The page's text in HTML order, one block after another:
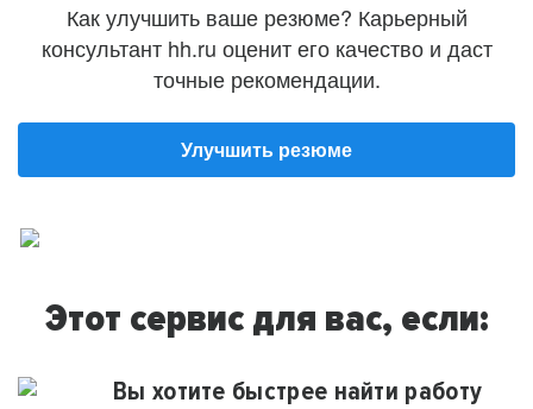
Как улучшить ваше резюме? Карьерный
консультант hh.ru оценит его качество и даст
точные рекомендации.
Улучшить резюме
Этот сервис для вас, если:
Вы хотите быстрее найти работу